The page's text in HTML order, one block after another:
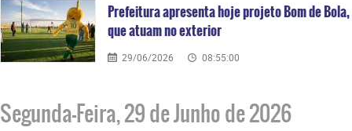
Prefeitura apresenta hoje projeto Bom de
que atuam no exterior
29/06/2026 08:55:00
Segunda-Feira, 29 de Junho de 2026